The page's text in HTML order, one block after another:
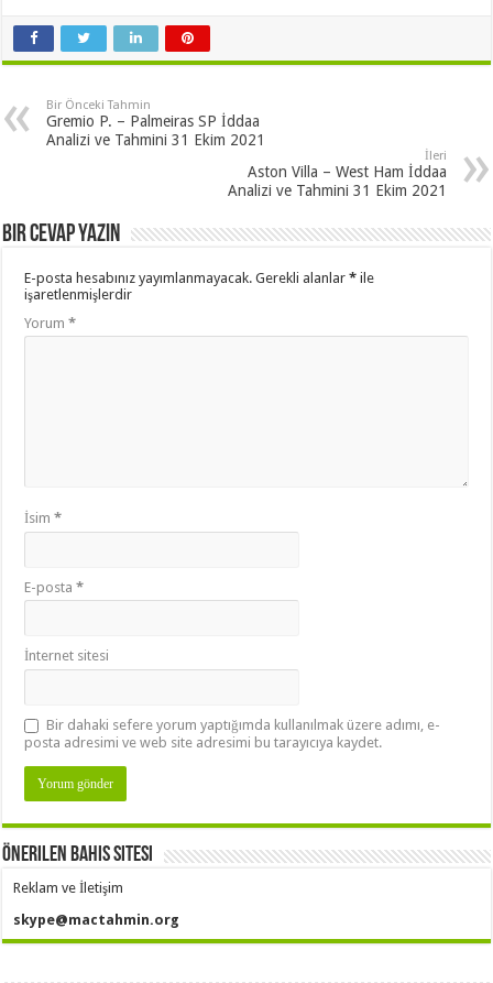
Bir Önceki Tahmin
Gremio P. – Palmeiras SP İddaa
Analizi ve Tahmini 31 Ekim 2021
İleri
Aston Villa – West Ham İddaa
Analizi ve Tahmini 31 Ekim 2021
Bir cevap yazın
E-posta hesabınız yayımlanmayacak. Gerekli alanlar* ile
işaretlenmişlerdir
Yorum*
İsim*
E-posta*
İnternet sitesi
Bir dahaki sefere yorum yaptığımda kullanılmak üzere adımı, e-
posta adresimi ve web site adresimi bu tarayıcıya kaydet.
Önerilen Bahis Sitesi
Reklam ve İletişim
skype@mactahmin.org